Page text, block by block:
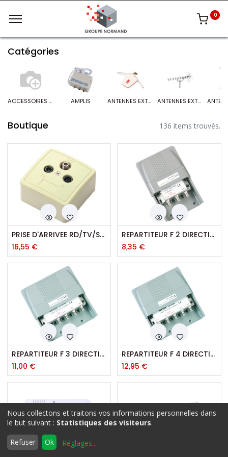
Filtres
Accueil Rechercher
0
Catégories
ACCESSOIRES ANTENNES AMPLIS ANTENNES EXTERIEURES "CARAVANE" ANTENNES EXTERIEURES UHF
Boutique 136 items trouvés.
PRISE D'ARRIVEE RD/TV/SAT
16,55 €
REPARTITEUR F 2 DIRECTIONS ETANCHE
8,35 €
REPARTITEUR F 3 DIRECTIONS ETANCHE
11,00 €
REPARTITEUR F 4 DIRECTIONS ETANCHE
12,95 €
Nous collectons et traitons vos informations personnelles dans
le but suivant : Statistiques des visiteurs.
Refuser Ok Réglages...